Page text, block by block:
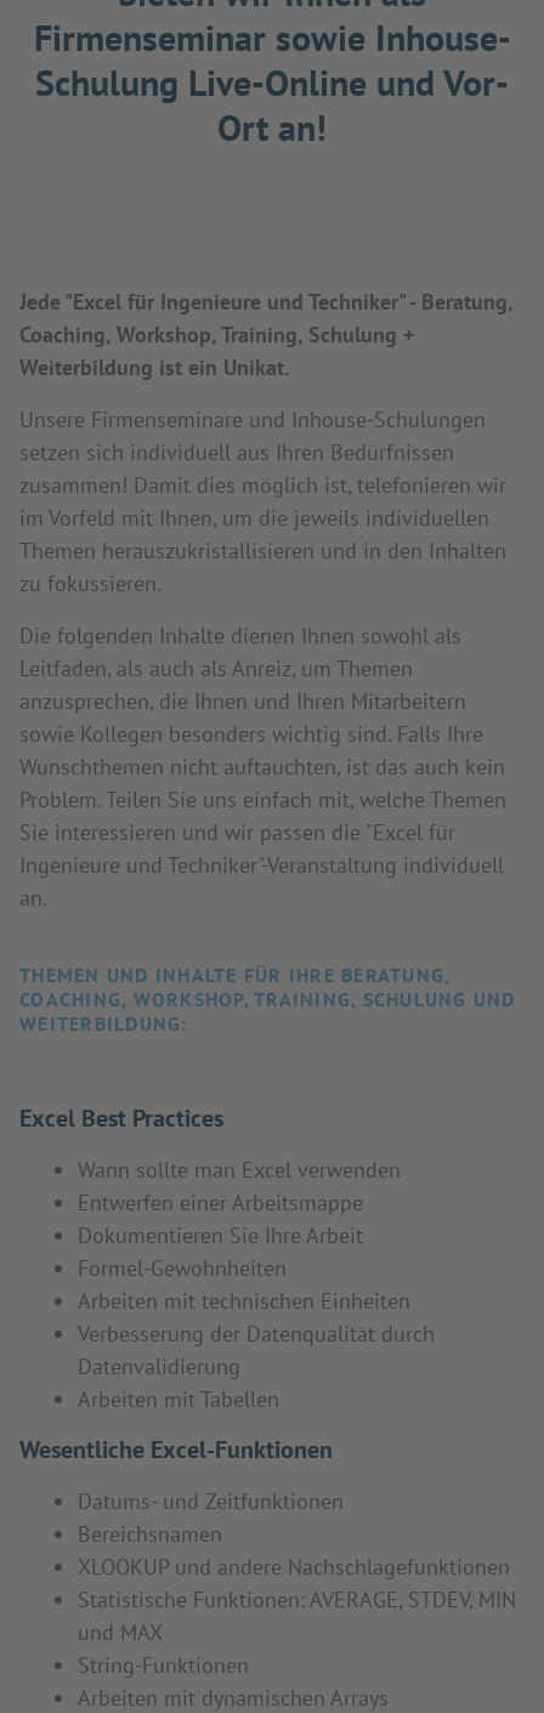
Firmenseminar sowie Inhouse-
Schulung Live-Online und Vor-
Ort an!
Jede "Excel für Ingenieure und Techniker" - Beratung,
Coaching, Workshop, Training, Schulung +
Weiterbildung ist ein Unikat.
Unsere Firmenseminare und Inhouse-Schulungen
setzen sich individuell aus Ihren Bedürfnissen
zusammen! Damit dies möglich ist, telefonieren wir
im Vorfeld mit Ihnen, um die jeweils individuellen
Themen herauszukristallisieren und in den Inhalten
zu fokussieren.
Die folgenden Inhalte dienen Ihnen sowohl als
Leitfaden, als auch als Anreiz, um Themen
anzusprechen, die Ihnen und Ihren Mitarbeitern
sowie Kollegen besonders wichtig sind. Falls Ihre
Wunschthemen nicht auftauchten, ist das auch kein
Problem. Teilen Sie uns einfach mit, welche Themen
Sie interessieren und wir passen die "Excel für
Ingenieure und Techniker"-Veranstaltung individuell
an.
THEMEN UND INHALTE FÜR IHRE BERATUNG,
COACHING, WORKSHOP, TRAINING, SCHULUNG UND
WEITERBILDUNG:
Excel Best Practices
Wann sollte man Excel verwenden
Entwerfen einer Arbeitsmappe
Dokumentieren Sie Ihre Arbeit
Formel-Gewohnheiten
Arbeiten mit technischen Einheiten
Verbesserung der Datenqualität durch
Datenvalidierung
Arbeiten mit Tabellen
Wesentliche Excel-Funktionen
Datums- und Zeitfunktionen
Bereichsnamen
XLOOKUP und andere Nachschlagefunktionen
Statistische Funktionen: AVERAGE, STDEV, MIN
und MAX
String-Funktionen
Arbeiten mit dynamischen Arrays